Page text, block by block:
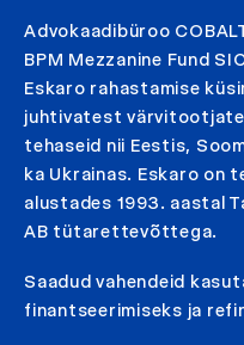
Advokaadibüroo
BPM Mezzanine Fund
Eskaro rahastamise
juhtivatest
tehaseid nii Eestis,
ka Ukrainas. Eskaro on
alustades 1993. aastal
AB tütarettevõttega.
Saadud vahendeid
finantseerimiseks ja